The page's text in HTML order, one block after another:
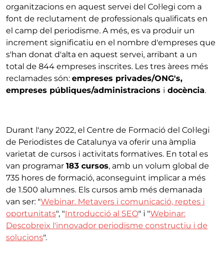
organitzacions en aquest servei del Col·legi com a
font de reclutament de professionals qualificats en
el camp del periodisme. A més, es va produir un
increment significatiu en el nombre d'empreses que
s'han donat d'alta en aquest servei, arribant a un
total de 844 empreses inscrites. Les tres àrees més
reclamades són: empreses privades/ONG's,
empreses públiques/administracions i docència.
Durant l'any 2022, el Centre de Formació del Col·legi
de Periodistes de Catalunya va oferir una àmplia
varietat de cursos i activitats formatives. En total es
van programar 183 cursos, amb un volum global de
735 hores de formació, aconseguint implicar a més
de 1.500 alumnes. Els cursos amb més demanada
van ser: "Webinar. Metavers i comunicació, reptes i
oportunitats", "Introducció al SEO" i "Webinar:
Descobreix l'innovador periodisme constructiu i de
solucions".